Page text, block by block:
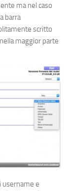
ma nel caso
barra
scritto
maggior parte
username e